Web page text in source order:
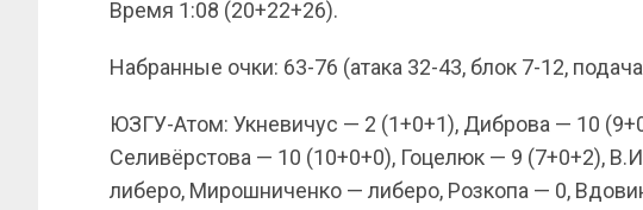
Время 1:08 (20+22+26).
Набранные очки: 63-76 (атака 32-43, блок 7-12,
ЮЗГУ-Атом: Укневичус — 2 (1+0+1), Диброва — 10
Селивёрстова — 10 (10+0+0), Гоцелюк — 9 (7+0+2),
либеро, Мирошниченко — либеро, Розкопа — 0,